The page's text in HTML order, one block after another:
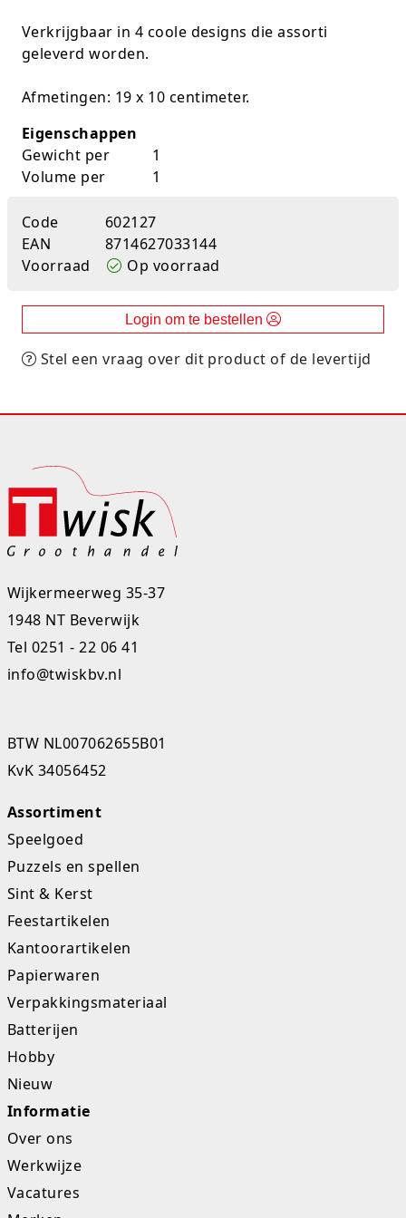
Verkrijgbaar in 4 coole designs die assorti
geleverd worden.
Afmetingen: 19 x 10 centimeter.
Eigenschappen
Gewicht per
1
Volume per
1
Code
602127
EAN
8714627033144
Voorraad
Op voorraad
Login om te bestellen
Stel een vraag over dit product of de levertijd
Wijkermeerweg 35-37
1948 NT Beverwijk
Tel 0251 - 22 06 41
info@twiskbv.nl
BTW NL007062655B01
KvK 34056452
Assortiment
Speelgoed
Puzzels en spellen
Sint & Kerst
Feestartikelen
Kantoorartikelen
Papierwaren
Verpakkingsmateriaal
Batterijen
Hobby
Nieuw
Informatie
Over ons
Werkwijze
Vacatures
K-pop Star
Little Dutch
Lumpin
Magnetic Construction Sets
Muziek
Opruiming
Peppa Pig
Pluche
Poppen
Skippy's
Slime & Putty
Slow rise
Sluban
Spaarpotten
Studio Circus
Winkel, keuken en huis
Zomer- en buitenspeelgoed
Perforators
Plakband
Post-It
Puntenslijpers
Rainbow
Rekenmachines
Scharen en messen
Schrijfwaren
Stempels en toebeh.